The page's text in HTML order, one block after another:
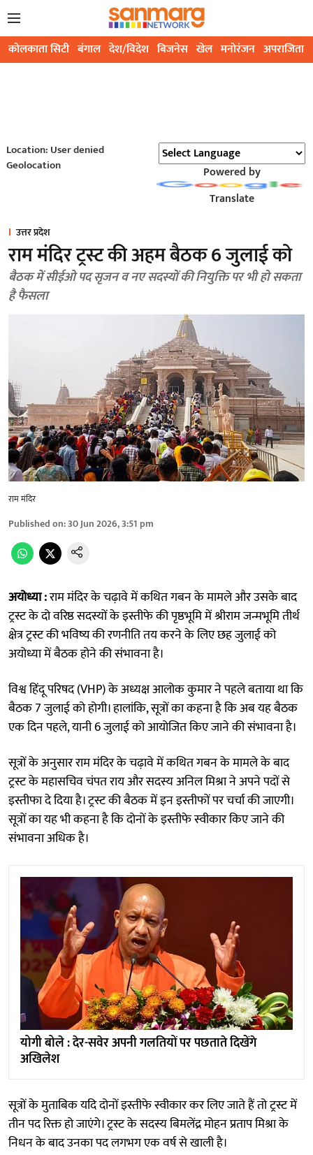
कोलकाता सिटी बंगाल देश/विदेश बिजनेस खेल मनोरंजन अपराजिता
Location: User denied
Geolocation
Powered by
Translate
उत्तर प्रदेश
राम मंदिर ट्रस्ट की अहम बैठक 6 जुलाई को
बैठक में सीईओ पद सृजन व नए सदस्यों की नियुक्ति पर भी हो सकता
है फैसला
राम मंदिर
Published on:30 Jun 2026, 3:51 pm
अयोध्या :राम मंदिर के चढ़ावे में कथित गबन के मामले और उसके बाद
ट्रस्ट के दो वरिष्ठ सदस्यों के इस्तीफे की पृष्ठभूमि में श्रीराम जन्मभूमि तीर्थ
क्षेत्र ट्रस्ट की भविष्य की रणनीति तय करने के लिए छह जुलाई को
अयोध्या में बैठक होने की संभावना है।
विश्व हिंदू परिषद (VHP) के अध्यक्ष आलोक कुमार ने पहले बताया था कि
बैठक 7 जुलाई को होगी। हालांकि, सूत्रों का कहना है कि अब यह बैठक
एक दिन पहले, यानी 6 जुलाई को आयोजित किए जाने की संभावना है।
सूत्रों के अनुसार राम मंदिर के चढ़ावे में कथित गबन के मामले के बाद
ट्रस्ट के महासचिव चंपत राय और सदस्य अनिल मिश्रा ने अपने पदों से
इस्तीफा दे दिया है। ट्रस्ट की बैठक में इन इस्तीफों पर चर्चा की जाएगी।
सूत्रों का यह भी कहना है कि दोनों के इस्तीफे स्वीकार किए जाने की
संभावना अधिक है।
योगी बोले : देर-सवेर अपनी गलतियों पर पछताते दिखेंगे
अखिलेश
सूत्रों के मुताबिक यदि दोनों इस्तीफे स्वीकार कर लिए जाते हैं तो ट्रस्ट में
तीन पद रिक्त हो जाएंगे। ट्रस्ट के सदस्य बिमलेंद्र मोहन प्रताप मिश्रा के
निधन के बाद उनका पद लगभग एक वर्ष से खाली है।